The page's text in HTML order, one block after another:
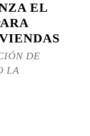
EL
DE
LA